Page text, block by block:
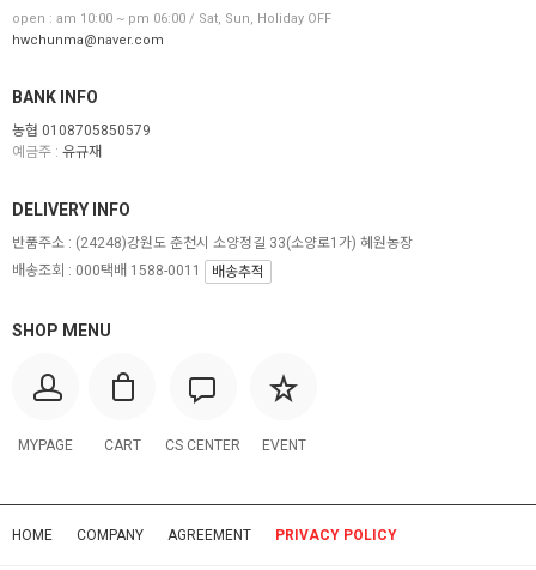
open : am 10:00 ~ pm 06:00 / Sat, Sun, Holiday OFF
hwchunma@naver.com
BANK INFO
농협 0108705850579
예금주 : 유규재
SHOP MENU
MYPAGE CART CS CENTER EVENT
DELIVERY INFO
반품주소 : (24248)강원도 춘천시 소양정길 33(소양로1가) 혜원농장
배송조회 : 000택배 1588-0011
배송추적
HOME COMPANY AGREEMENT PRIVACY POLICY